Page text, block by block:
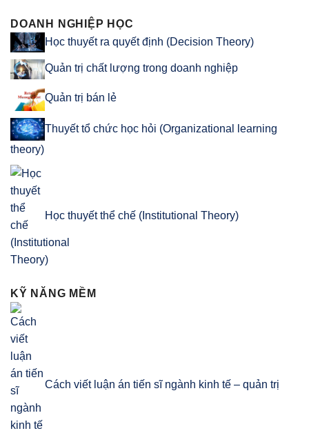
DOANH NGHIỆP HỌC
Học thuyết ra quyết định (Decision Theory)
Quản trị chất lượng trong doanh nghiệp
Quản trị bán lẻ
Thuyết tổ chức học hỏi (Organizational learning
theory)
Học thuyết thể chế (Institutional Theory)
KỸ NĂNG MỀM
Cách viết luận án tiến sĩ ngành kinh tế – quản trị